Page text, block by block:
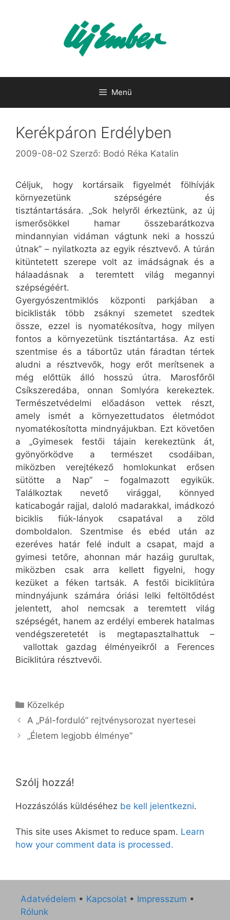
Menü
Kerékpáron Erdélyben
2009-08-02 Szerző: Bodó Réka Katalin
Céljuk, hogy kortársaik figyelmét fölhívják
környezetünk szépségére és
tisztántartására. „Sok helyről érkeztünk, az új
ismerősökkel hamar összebarátkozva
mindannyian vidáman vágtunk neki a hosszú
útnak” – nyilatkozta az egyik résztvevő. A túrán
kitüntetett szerepe volt az imádságnak és a
hálaadásnak a teremtett világ megannyi
szépségéért.
Gyergyószentmiklós központi parkjában a
biciklisták több zsáknyi szemetet szedtek
össze, ezzel is nyomatékosítva, hogy milyen
fontos a környezetünk tisztántartása. Az esti
szentmise és a tábortűz után fáradtan tértek
aludni a résztvevők, hogy erőt merítsenek a
még előttük álló hosszú útra. Marosfőről
Csíkszeredába, onnan Somlyóra kerekeztek.
Természetvédelmi előadáson vettek részt,
amely ismét a környezettudatos életmódot
nyomatékosította mindnyájukban. Ezt követően
a „Gyimesek festői tájain kerekeztünk át,
gyönyörködve a természet csodáiban,
miközben verejtékező homlokunkat erősen
sütötte a Nap” – fogalmazott egyikük.
Találkoztak nevető virággal, könnyed
katicabogár rajjal, daloló madarakkal, imádkozó
biciklis fiúk-lányok csapatával a zöld
domboldalon. Szentmise és ebéd után az
ezeréves határ felé indult a csapat, majd a
gyimesi tetőre, ahonnan már hazáig gurultak,
miközben csak arra kellett figyelni, hogy
kezüket a féken tartsák. A festői biciklitúra
mindnyájunk számára óriási lelki feltöltődést
jelentett, ahol nemcsak a teremtett világ
szépségét, hanem az erdélyi emberek hatalmas
vendégszeretetét is megtapasztalhattuk –
vallottak gazdag élményeikről a Ferences
Biciklitúra résztvevői.
Kategória
Közelkép
A „Pál-forduló” rejtvénysorozat nyertesei
„Életem legjobb élménye”
Szólj hozzá!
Hozzászólás küldéséhez be kell jelentkezni.
This site uses Akismet to reduce spam. Learn
how your comment data is processed.
Adatvédelem • Kapcsolat • Impresszum •
Rólunk